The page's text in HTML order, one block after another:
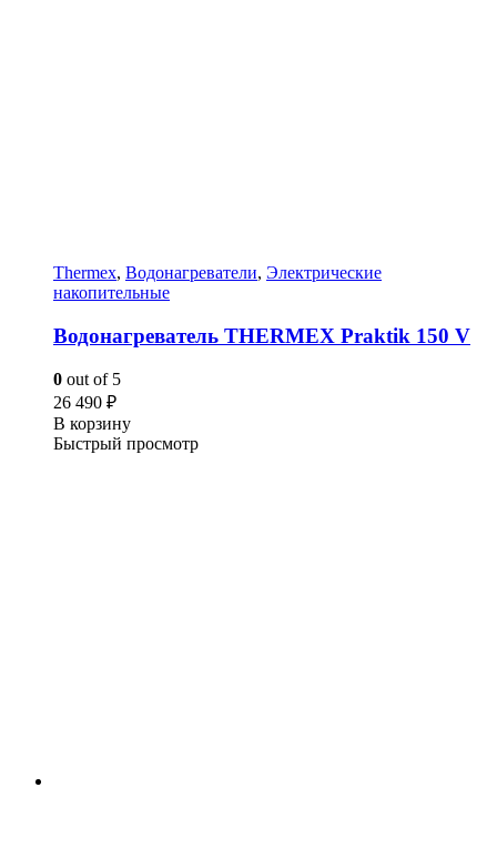
Thermex, Водонагреватели, Электрические
накопительные
Водонагреватель THERMEX Praktik 150 V
0 out of 5
26 490 ₽
В корзину
Быстрый просмотр